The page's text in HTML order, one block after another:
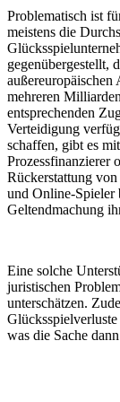
Problematisch ist
meistens die
gegenübergestellt,
mehreren
entsprechenden
Verteidigung
schaffen, gibt es
Prozessfinanzierer
Rückerstattung
und Online-Spieler
Geltendmachung
Eine solche
juristischen
unterschätzen.
was die Sache